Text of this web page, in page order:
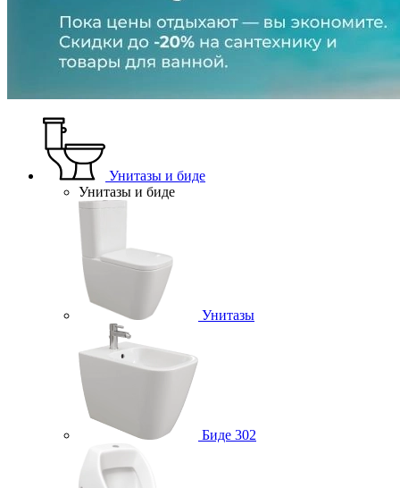
Унитазы и биде
Унитазы и биде
Унитазы
Биде 302